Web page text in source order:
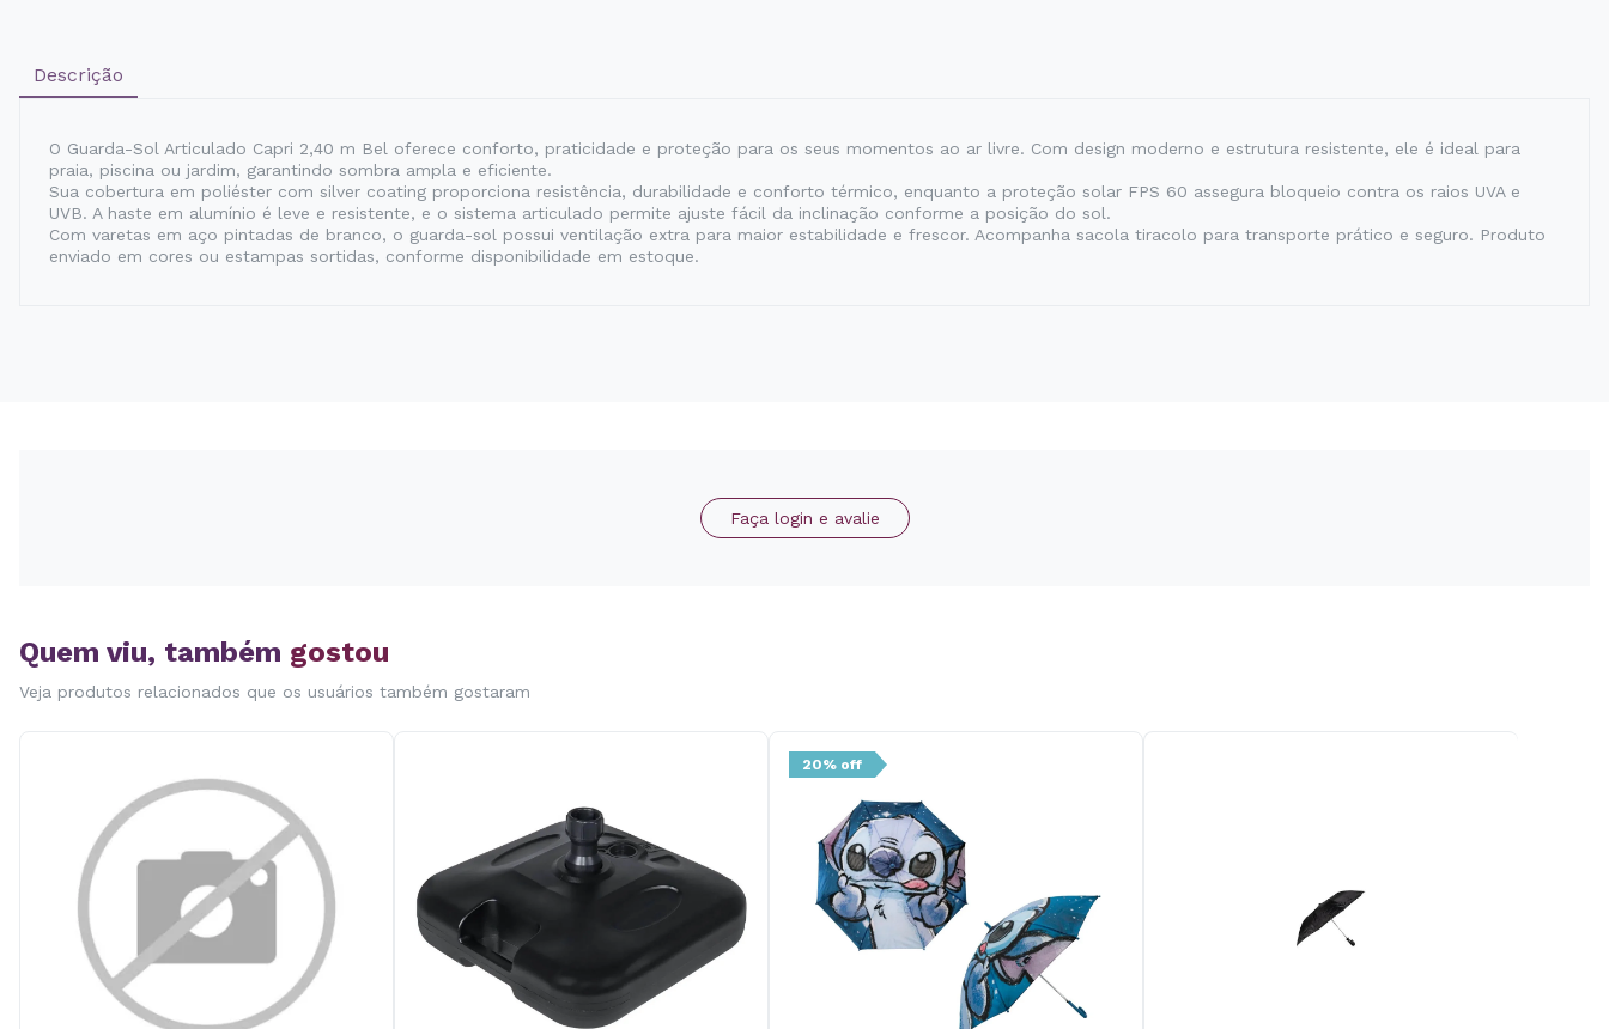
Descrição
O Guarda-Sol Articulado Capri 2,40 m Bel oferece conforto, praticidade e proteção para os seus momentos ao ar livre. Com design moderno e estrutura resistente, ele é ideal para
praia, piscina ou jardim, garantindo sombra ampla e eficiente.
Sua cobertura em poliéster com silver coating proporciona resistência, durabilidade e conforto térmico, enquanto a proteção solar FPS 60 assegura bloqueio contra os raios UVA e
UVB. A haste em alumínio é leve e resistente, e o sistema articulado permite ajuste fácil da inclinação conforme a posição do sol.
Com varetas em aço pintadas de branco, o guarda-sol possui ventilação extra para maior estabilidade e frescor. Acompanha sacola tiracolo para transporte prático e seguro. Produto
enviado em cores ou estampas sortidas, conforme disponibilidade em estoque.
Faça login e avalie
Quem viu, também gostou
Veja produtos relacionados que os usuários também gostaram
20% off